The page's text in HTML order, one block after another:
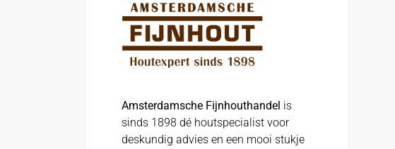
Amsterdamsche Fijnhouthandel is
sinds 1898 dé houtspecialist voor
deskundig advies en een mooi stukje